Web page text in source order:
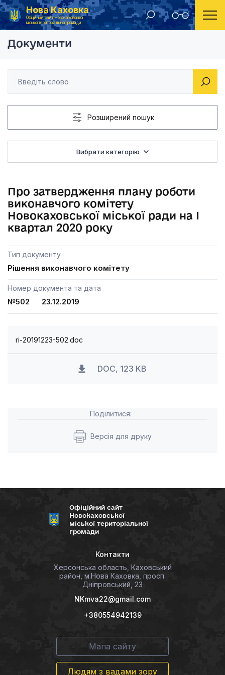
Нова Каховка
Офіційний сайт Новокаховської
міської територіальної громади
Головна Рішення виконавчого комітету Новокаховської міської ради 2019 року Про затвердження
Документи
Розширений пошук
Вибрати категорію
Про затвердження плану роботи
виконавчого комітету
Новокаховської міської ради на І
квартал 2020 року
Тип документу
Рішення виконавчого комітету
Номер документа та дата
№502 23.12.2019
ri-20191223-502.doc
DOC, 123 KB
Поділитися:
Версія для друку
Офіційний сайт
Новокаховської
міської територіальної
громади
Контакти
Херсонська область, Каховський
район, м.Нова Каховка, просп.
Дніпровський, 23
NKmva22@gmail.com
+380554942139
Мапа сайту
Людям з вадами зору